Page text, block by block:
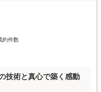
約件数
技術と真心で築く感動